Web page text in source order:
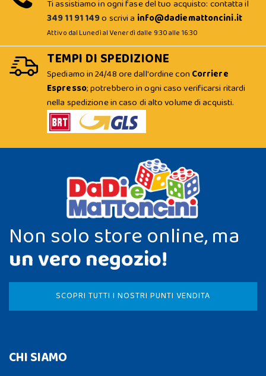
Ti assistiamo in ogni fase del tuo acquisto: contatta il
349 11 91 149o scrivi a info@dadiemattoncini.it
Attivo dal Lunedì al Venerdì dalle 9:30 alle 16:30
TEMPI DI SPEDIZIONE
Spediamo in 24/48 ore dall'ordine con Corriere
Espresso; potrebbero in ogni caso verificarsi ritardi
nella spedizione in caso di alto volume di acquisti.
Non solo store online, ma
un vero negozio!
SCOPRI TUTTI I NOSTRI PUNTI VENDITA
CHI SIAMO